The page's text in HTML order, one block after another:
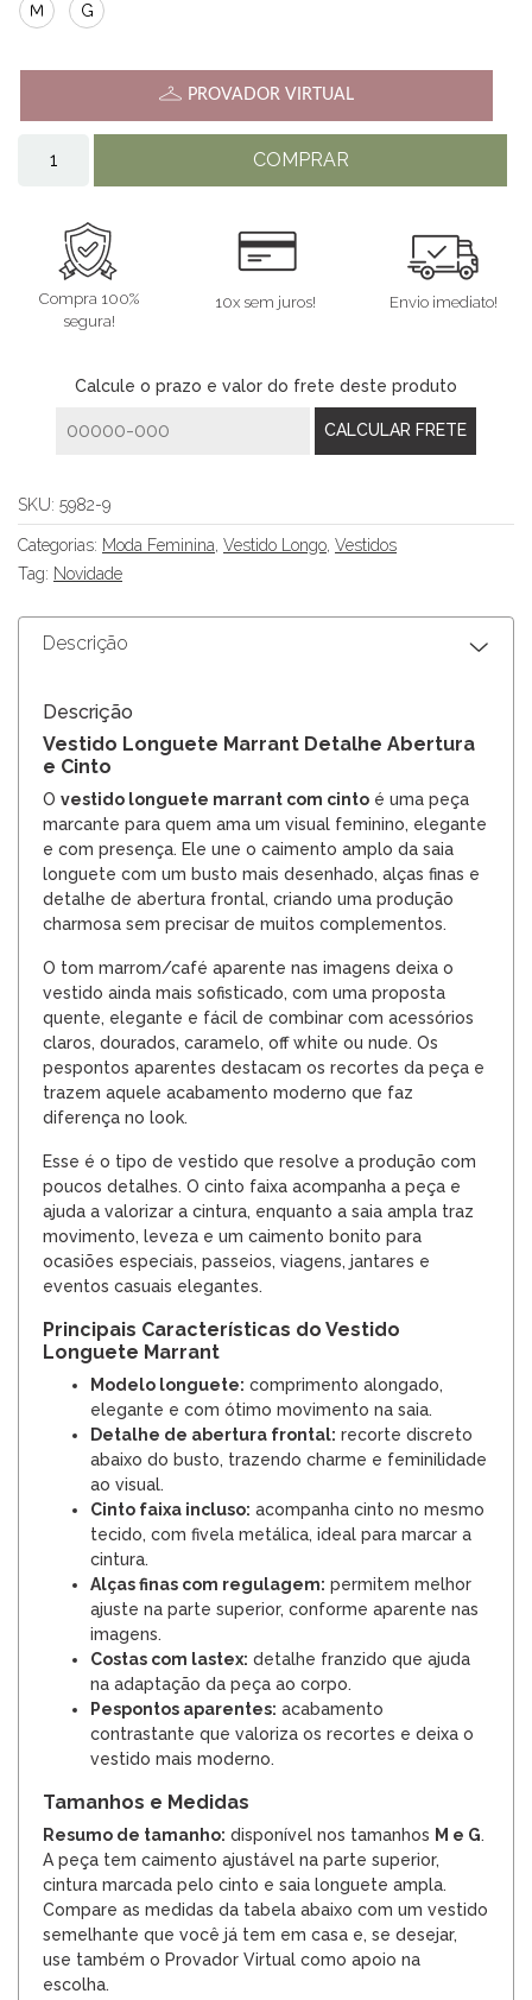
M G
PROVADOR VIRTUAL
COMPRAR
Compra 100%
segura!
10x sem juros! Envio imediato!
Calcule o prazo e valor do frete deste produto
SKU: 5982-9
Categorias: Moda Feminina, Vestido Longo, Vestidos
Tag: Novidade
Descrição
Descrição
Vestido Longuete Marrant Detalhe Abertura
e Cinto
O vestido longuete marrant com cinto é uma peça
marcante para quem ama um visual feminino, elegante
e com presença. Ele une o caimento amplo da saia
longuete com um busto mais desenhado, alças finas e
detalhe de abertura frontal, criando uma produção
charmosa sem precisar de muitos complementos.
O tom marrom/café aparente nas imagens deixa o
vestido ainda mais sofisticado, com uma proposta
quente, elegante e fácil de combinar com acessórios
claros, dourados, caramelo, off white ou nude. Os
pespontos aparentes destacam os recortes da peça e
trazem aquele acabamento moderno que faz
diferença no look.
Esse é o tipo de vestido que resolve a produção com
poucos detalhes. O cinto faixa acompanha a peça e
ajuda a valorizar a cintura, enquanto a saia ampla traz
movimento, leveza e um caimento bonito para
ocasiões especiais, passeios, viagens, jantares e
eventos casuais elegantes.
Principais Características do Vestido
Longuete Marrant
Modelo longuete: comprimento alongado,
elegante e com ótimo movimento na saia.
Detalhe de abertura frontal: recorte discreto
abaixo do busto, trazendo charme e feminilidade
ao visual.
Cinto faixa incluso: acompanha cinto no mesmo
tecido, com fivela metálica, ideal para marcar a
cintura.
Alças finas com regulagem: permitem melhor
ajuste na parte superior, conforme aparente nas
imagens.
Costas com lastex: detalhe franzido que ajuda
na adaptação da peça ao corpo.
Pespontos aparentes: acabamento
contrastante que valoriza os recortes e deixa o
vestido mais moderno.
Tamanhos e Medidas
Resumo de tamanho: disponível nos tamanhos M e G.
A peça tem caimento ajustável na parte superior,
cintura marcada pelo cinto e saia longuete ampla.
Compare as medidas da tabela abaixo com um vestido
semelhante que você já tem em casa e, se desejar,
use também o Provador Virtual como apoio na
escolha.